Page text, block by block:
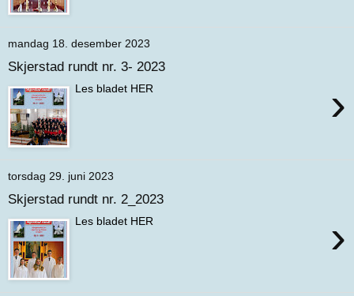
mandag 18. desember 2023
Skjerstad rundt nr. 3- 2023
›
Les bladet HER
torsdag 29. juni 2023
Skjerstad rundt nr. 2_2023
›
Les bladet HER